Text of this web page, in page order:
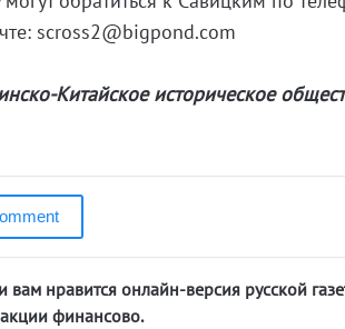
scross2@bigpond.com
Китайское историческое
вам нравится онлайн-версия русской
финансово.